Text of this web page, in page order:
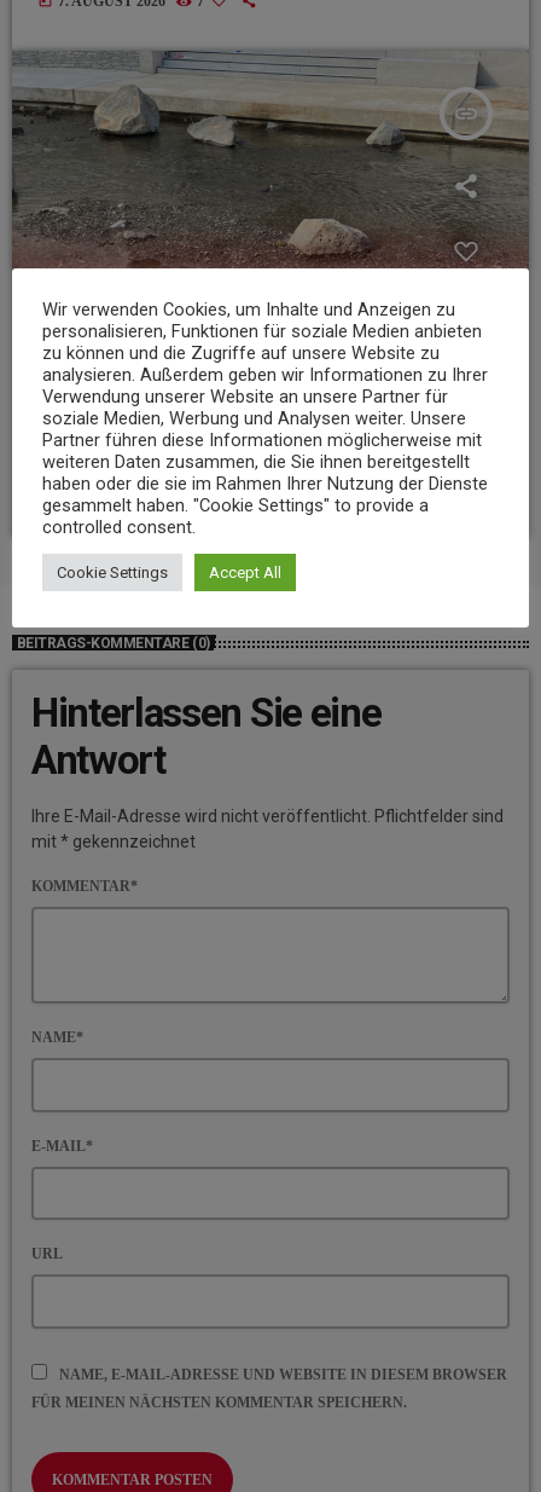
insert_link
NEWS
Niedrigwasser belastet Gewässer im Landkreis Mayen-Koblenz
today 7. AUGUST 2026 9
BEITRAGS-KOMMENTARE (0)
Hinterlassen Sie eine
Antwort
Ihre E-Mail-Adresse wird nicht veröffentlicht. Pflichtfelder sind
mit * gekennzeichnet
KOMMENTAR*
NAME*
E-MAIL*
URL
NAME, E-MAIL-ADRESSE UND WEBSITE IN DIESEM BROWSER
FÜR MEINEN NÄCHSTEN KOMMENTAR SPEICHERN.
Wir verwenden Cookies, um Inhalte und Anzeigen zu
personalisieren, Funktionen für soziale Medien anbieten
zu können und die Zugriffe auf unsere Website zu
analysieren. Außerdem geben wir Informationen zu Ihrer
Verwendung unserer Website an unsere Partner für
soziale Medien, Werbung und Analysen weiter. Unsere
Partner führen diese Informationen möglicherweise mit
weiteren Daten zusammen, die Sie ihnen bereitgestellt
haben oder die sie im Rahmen Ihrer Nutzung der Dienste
gesammelt haben. "Cookie Settings" to provide a
controlled consent.
Cookie Settings Accept All